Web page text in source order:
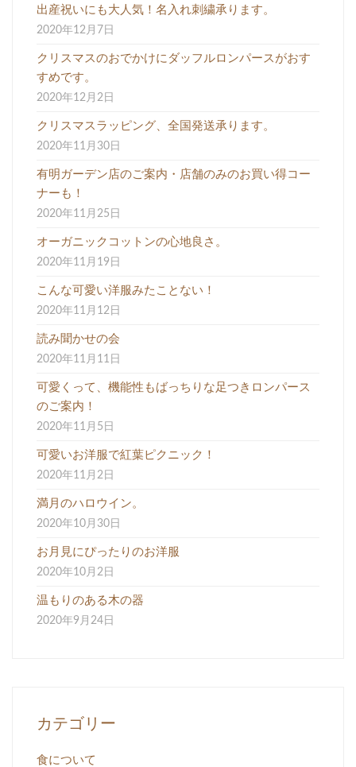
出産祝いにも大人気！名入れ刺繍承ります。
2020年12月7日
クリスマスのおでかけにダッフルロンパースがおす
すめです。
2020年12月2日
クリスマスラッピング、全国発送承ります。
2020年11月30日
有明ガーデン店のご案内・店舗のみのお買い得コー
ナーも！
2020年11月25日
オーガニックコットンの心地良さ。
2020年11月19日
こんな可愛い洋服みたことない！
2020年11月12日
読み聞かせの会
2020年11月11日
可愛くって、機能性もばっちりな足つきロンパース
のご案内！
2020年11月5日
可愛いお洋服で紅葉ピクニック！
2020年11月2日
満月のハロウイン。
2020年10月30日
お月見にぴったりのお洋服
2020年10月2日
温もりのある木の器
2020年9月24日
カテゴリー
食について